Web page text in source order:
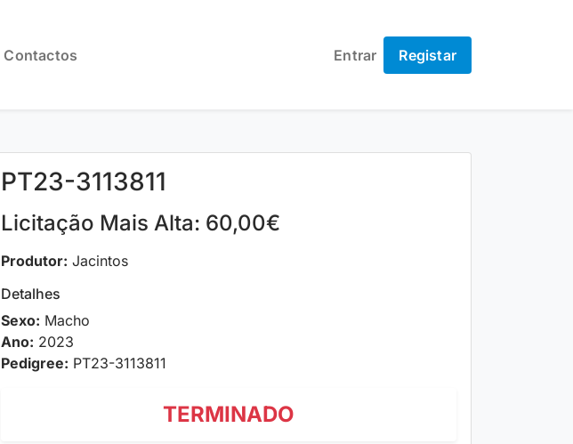
Contactos Entrar Registar
PT23-3113811
Licitação Mais Alta: 60,00€
Produtor: Jacintos
Detalhes
Sexo: Macho
Ano: 2023
Pedigree: PT23-3113811
TERMINADO